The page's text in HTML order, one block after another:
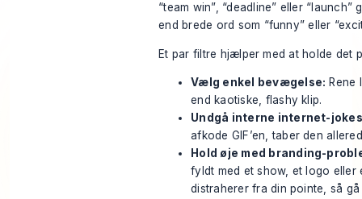
“team win”, “deadline” eller
end brede ord som “funny” eller
Et par filtre hjælper med at holde det
Vælg enkel bevægelse: Rene
end kaotiske, flashy klip.
Undgå interne internet-
afkode GIF’en, taber den
Hold øje med branding-
fyldt med et show, et logo eller
distraherer fra din pointe, så